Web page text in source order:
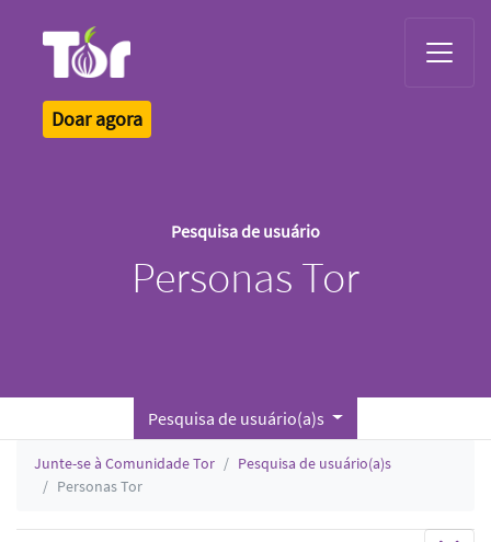
Doar agora
Pesquisa de usuário
Personas Tor
Pesquisa de usuário(a)s
Junte-se à Comunidade Tor
Pesquisa de usuário(a)s
Personas Tor